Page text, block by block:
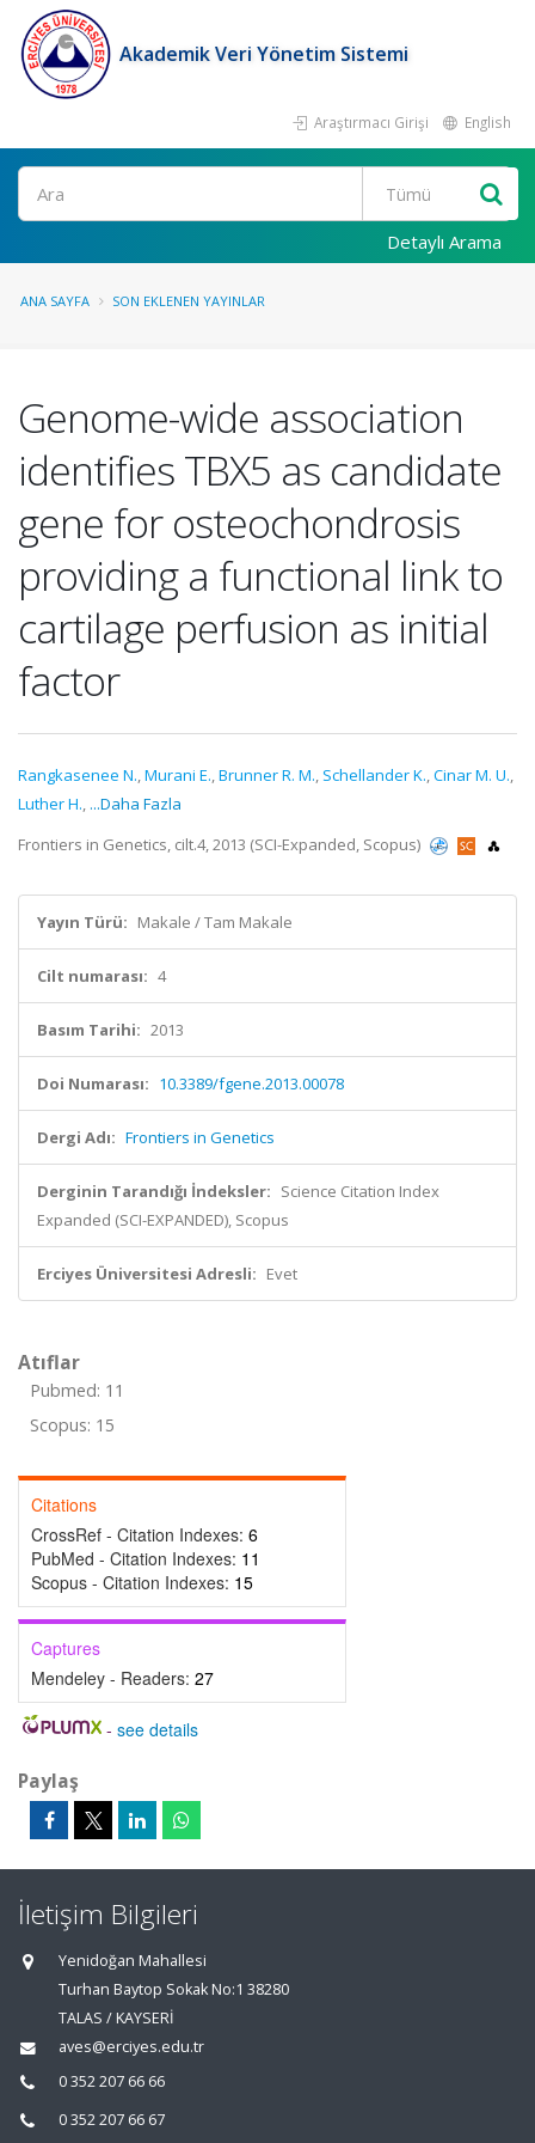
Akademik Veri Yönetim Sistemi
Araştırmacı Girişi English
Ara
Detaylı Arama
ANA SAYFA SON EKLENEN YAYINLAR
Genome-wide association
identifies TBX5 as candidate
gene for osteochondrosis
providing a functional link to
cartilage perfusion as initial
factor
Rangkasenee N.,Murani E.,Brunner R. M., Schellander K.,Cinar M. U.,
Luther H., ...Daha Fazla
Frontiers in Genetics, cilt.4, 2013 (SCI-Expanded, Scopus)
Yayın Türü: Makale / Tam Makale
Cilt numarası: 4
Basım Tarihi: 2013
Doi Numarası: 10.3389/fgene.2013.00078
Dergi Adı: Frontiers in Genetics
Derginin Tarandığı İndeksler: Science Citation Index
Expanded (SCI-EXPANDED), Scopus
Erciyes Üniversitesi Adresli: Evet
Atıflar
Pubmed: 11
Scopus: 15
Citations
CrossRef - Citation Indexes: 6
PubMed - Citation Indexes: 11
Scopus - Citation Indexes: 15
Captures
Mendeley - Readers: 27
- see details
Paylaş
İletişim Bilgileri
Yenidoğan Mahallesi
Turhan Baytop Sokak No:1 38280
TALAS / KAYSERİ
aves@erciyes.edu.tr
0 352 207 66 66
0 352 207 66 67